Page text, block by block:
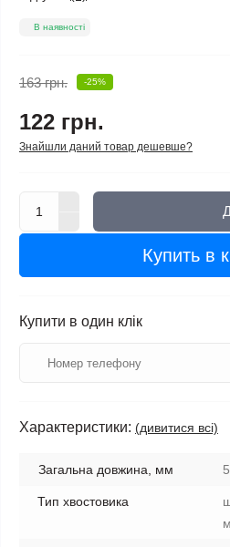
В наявності
163 грн. -25%
122 грн.
Знайшли даний товар дешевше?
Купить в
Купити в один клік
Характеристики: (дивитися всі)
Загальна довжина, мм
Тип хвостовика